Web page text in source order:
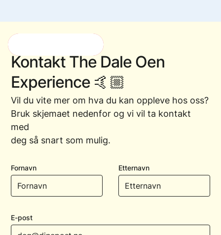
KontaktThe Dale Oen
Experience 🤙🏼
Vil du vite mer om hva du kan oppleve hos oss?
Bruk skjemaet nedenfor og vi vil ta kontakt
med
deg så snart som mulig.
Fornavn Etternavn
E-post